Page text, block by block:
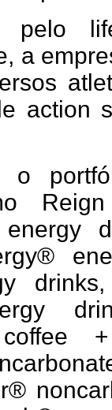
pelo
a
action
o
energy
coffee